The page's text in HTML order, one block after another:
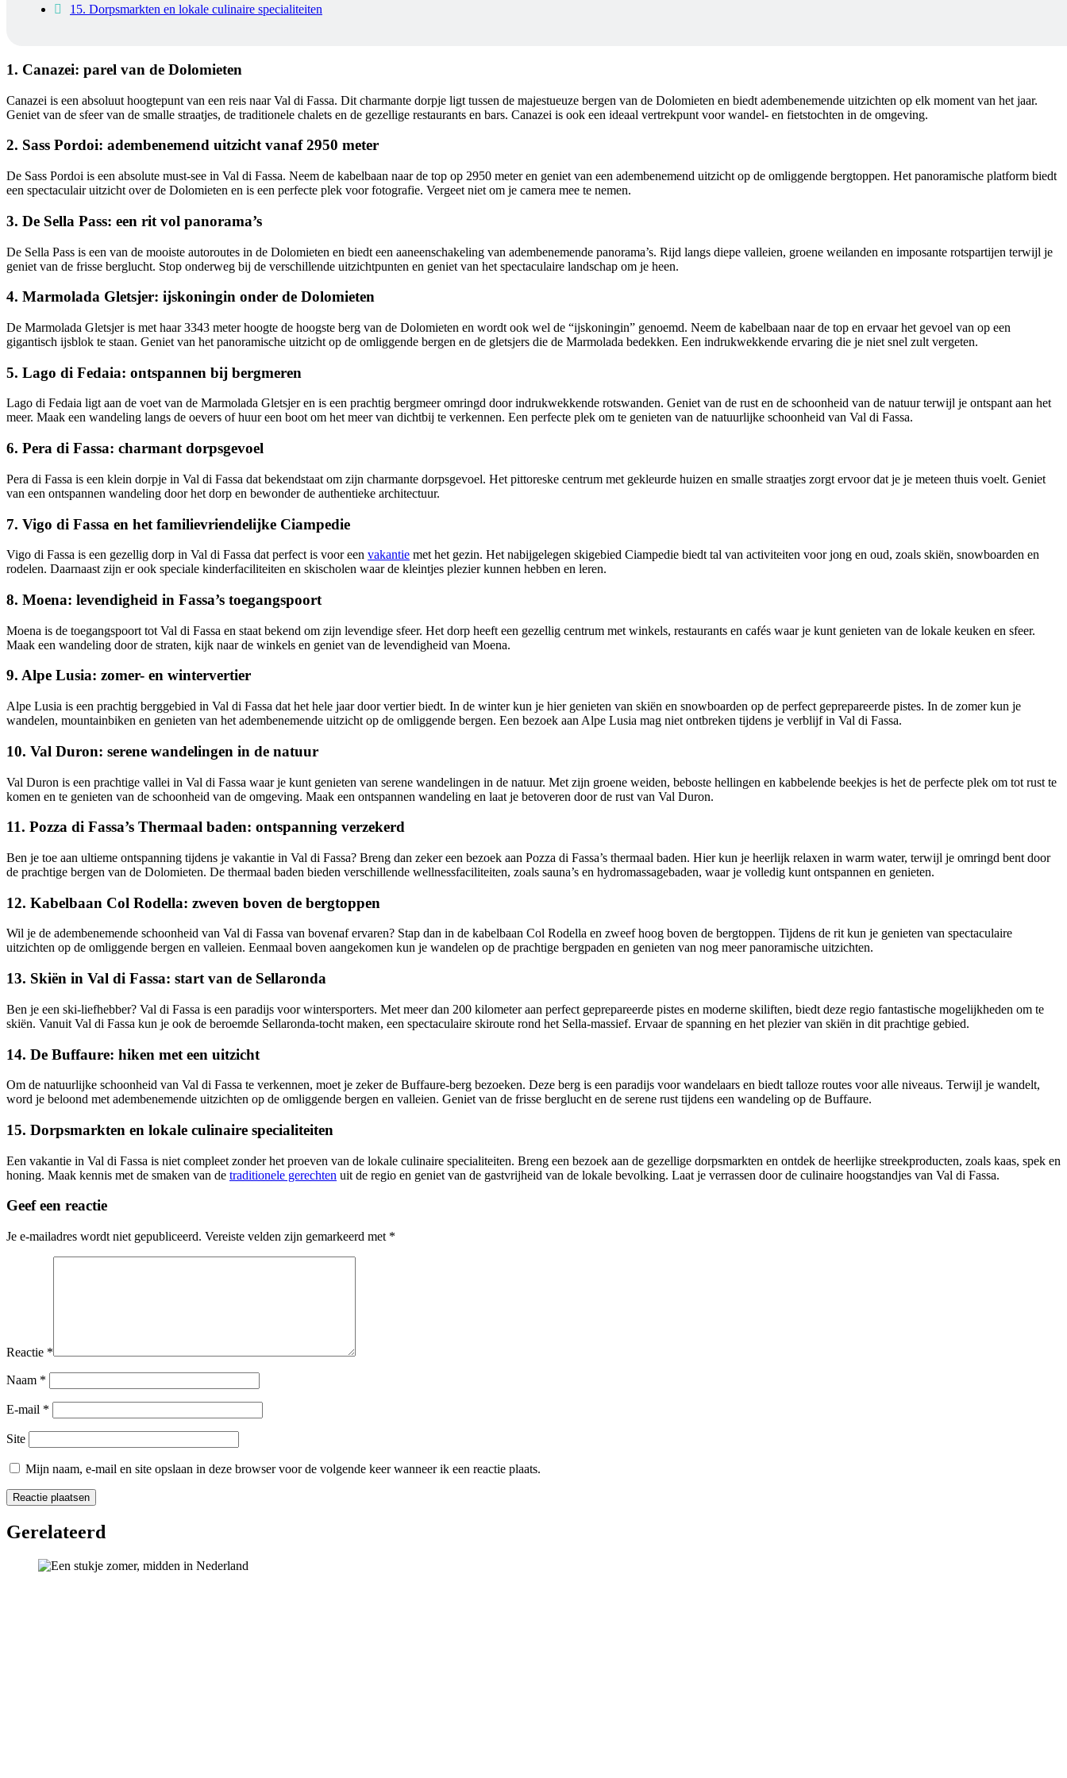
15. Dorpsmarkten en lokale culinaire specialiteiten
1. Canazei: parel van de Dolomieten
Canazei is een absoluut hoogtepunt van een reis naar Val di Fassa. Dit charmante dorpje ligt tussen de majestueuze bergen van de Dolomieten en biedt adembenemende uitzichten op elk moment van het jaar.
Geniet van de sfeer van de smalle straatjes, de traditionele chalets en de gezellige restaurants en bars. Canazei is ook een ideaal vertrekpunt voor wandel- en fietstochten in de omgeving.
2. Sass Pordoi: adembenemend uitzicht vanaf 2950 meter
De Sass Pordoi is een absolute must-see in Val di Fassa. Neem de kabelbaan naar de top op 2950 meter en geniet van een adembenemend uitzicht op de omliggende bergtoppen. Het panoramische platform biedt
een spectaculair uitzicht over de Dolomieten en is een perfecte plek voor fotografie. Vergeet niet om je camera mee te nemen.
3. De Sella Pass: een rit vol panorama’s
De Sella Pass is een van de mooiste autoroutes in de Dolomieten en biedt een aaneenschakeling van adembenemende panorama’s. Rijd langs diepe valleien, groene weilanden en imposante rotspartijen terwijl je
geniet van de frisse berglucht. Stop onderweg bij de verschillende uitzichtpunten en geniet van het spectaculaire landschap om je heen.
4. Marmolada Gletsjer: ijskoningin onder de Dolomieten
De Marmolada Gletsjer is met haar 3343 meter hoogte de hoogste berg van de Dolomieten en wordt ook wel de “ijskoningin” genoemd. Neem de kabelbaan naar de top en ervaar het gevoel van op een
gigantisch ijsblok te staan. Geniet van het panoramische uitzicht op de omliggende bergen en de gletsjers die de Marmolada bedekken. Een indrukwekkende ervaring die je niet snel zult vergeten.
5. Lago di Fedaia: ontspannen bij bergmeren
Lago di Fedaia ligt aan de voet van de Marmolada Gletsjer en is een prachtig bergmeer omringd door indrukwekkende rotswanden. Geniet van de rust en de schoonheid van de natuur terwijl je ontspant aan het
meer. Maak een wandeling langs de oevers of huur een boot om het meer van dichtbij te verkennen. Een perfecte plek om te genieten van de natuurlijke schoonheid van Val di Fassa.
6. Pera di Fassa: charmant dorpsgevoel
Pera di Fassa is een klein dorpje in Val di Fassa dat bekendstaat om zijn charmante dorpsgevoel. Het pittoreske centrum met gekleurde huizen en smalle straatjes zorgt ervoor dat je je meteen thuis voelt. Geniet
van een ontspannen wandeling door het dorp en bewonder de authentieke architectuur.
7. Vigo di Fassa en het familievriendelijke Ciampedie
Vigo di Fassa is een gezellig dorp in Val di Fassa dat perfect is voor een vakantie met het gezin. Het nabijgelegen skigebied Ciampedie biedt tal van activiteiten voor jong en oud, zoals skiën, snowboarden en
rodelen. Daarnaast zijn er ook speciale kinderfaciliteiten en skischolen waar de kleintjes plezier kunnen hebben en leren.
8. Moena: levendigheid in Fassa’s toegangspoort
Moena is de toegangspoort tot Val di Fassa en staat bekend om zijn levendige sfeer. Het dorp heeft een gezellig centrum met winkels, restaurants en cafés waar je kunt genieten van de lokale keuken en sfeer.
Maak een wandeling door de straten, kijk naar de winkels en geniet van de levendigheid van Moena.
9. Alpe Lusia: zomer- en wintervertier
Alpe Lusia is een prachtig berggebied in Val di Fassa dat het hele jaar door vertier biedt. In de winter kun je hier genieten van skiën en snowboarden op de perfect geprepareerde pistes. In de zomer kun je
wandelen, mountainbiken en genieten van het adembenemende uitzicht op de omliggende bergen. Een bezoek aan Alpe Lusia mag niet ontbreken tijdens je verblijf in Val di Fassa.
10. Val Duron: serene wandelingen in de natuur
Val Duron is een prachtige vallei in Val di Fassa waar je kunt genieten van serene wandelingen in de natuur. Met zijn groene weiden, beboste hellingen en kabbelende beekjes is het de perfecte plek om tot rust te
komen en te genieten van de schoonheid van de omgeving. Maak een ontspannen wandeling en laat je betoveren door de rust van Val Duron.
11. Pozza di Fassa’s Thermaal baden: ontspanning verzekerd
Ben je toe aan ultieme ontspanning tijdens je vakantie in Val di Fassa? Breng dan zeker een bezoek aan Pozza di Fassa’s thermaal baden. Hier kun je heerlijk relaxen in warm water, terwijl je omringd bent door
de prachtige bergen van de Dolomieten. De thermaal baden bieden verschillende wellnessfaciliteiten, zoals sauna’s en hydromassagebaden, waar je volledig kunt ontspannen en genieten.
12. Kabelbaan Col Rodella: zweven boven de bergtoppen
Wil je de adembenemende schoonheid van Val di Fassa van bovenaf ervaren? Stap dan in de kabelbaan Col Rodella en zweef hoog boven de bergtoppen. Tijdens de rit kun je genieten van spectaculaire
uitzichten op de omliggende bergen en valleien. Eenmaal boven aangekomen kun je wandelen op de prachtige bergpaden en genieten van nog meer panoramische uitzichten.
13. Skiën in Val di Fassa: start van de Sellaronda
Ben je een ski-liefhebber? Val di Fassa is een paradijs voor wintersporters. Met meer dan 200 kilometer aan perfect geprepareerde pistes en moderne skiliften, biedt deze regio fantastische mogelijkheden om te
skiën. Vanuit Val di Fassa kun je ook de beroemde Sellaronda-tocht maken, een spectaculaire skiroute rond het Sella-massief. Ervaar de spanning en het plezier van skiën in dit prachtige gebied.
14. De Buffaure: hiken met een uitzicht
Om de natuurlijke schoonheid van Val di Fassa te verkennen, moet je zeker de Buffaure-berg bezoeken. Deze berg is een paradijs voor wandelaars en biedt talloze routes voor alle niveaus. Terwijl je wandelt,
word je beloond met adembenemende uitzichten op de omliggende bergen en valleien. Geniet van de frisse berglucht en de serene rust tijdens een wandeling op de Buffaure.
15. Dorpsmarkten en lokale culinaire specialiteiten
Een vakantie in Val di Fassa is niet compleet zonder het proeven van de lokale culinaire specialiteiten. Breng een bezoek aan de gezellige dorpsmarkten en ontdek de heerlijke streekproducten, zoals kaas, spek en
honing. Maak kennis met de smaken van de traditionele gerechten uit de regio en geniet van de gastvrijheid van de lokale bevolking. Laat je verrassen door de culinaire hoogstandjes van Val di Fassa.
Geef een reactie
Je e-mailadres wordt niet gepubliceerd. Vereiste velden zijn gemarkeerd met *
Reactie *
Naam *
E-mail *
Site
Mijn naam, e-mail en site opslaan in deze browser voor de volgende keer wanneer ik een reactie plaats.
Gerelateerd